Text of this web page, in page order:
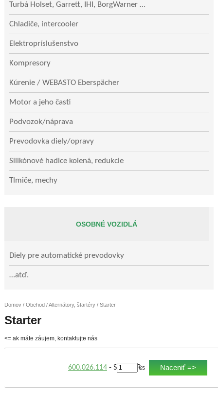
Turbá Holset, Garrett, IHI, BorgWarner …
Chladiče, intercooler
Elektropríslušenstvo
Kompresory
Kúrenie / WEBASTO Eberspächer
Motor a jeho časti
Podvozok/náprava
Prevodovka diely/opravy
Silikónové hadice kolená, redukcie
Tlmiče, mechy
OSOBNÉ VOZIDLÁ
Diely pre automatické prevodovky
…atď.
Domov/ Obchod/Alternátory, štartéry/ Starter
Starter
<= ak máte záujem, kontaktujte nás
600.026.114- STARTERks Naceniť =>